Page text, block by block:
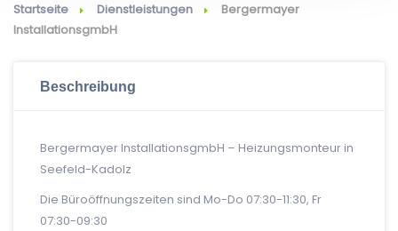
Startseite Dienstleistungen
Bergermayer
InstallationsgmbH
Beschreibung
Bergermayer InstallationsgmbH – Heizungsmonteur in
Seefeld-Kadolz
Die Büroöffnungszeiten sind Mo-Do 07:30-11:30, Fr
07:30-09:30